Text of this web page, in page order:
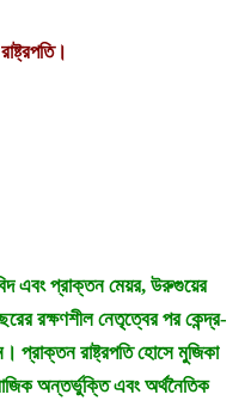
এবং প্রাক্তন মেয়র, উরুগুয়ের
রক্ষণশীল নেতৃত্বের পর কেন্দ্র-
প্রাক্তন রাষ্ট্রপতি হোসে মুজিকা
অন্তর্ভুক্তি এবং অর্থনৈতিক